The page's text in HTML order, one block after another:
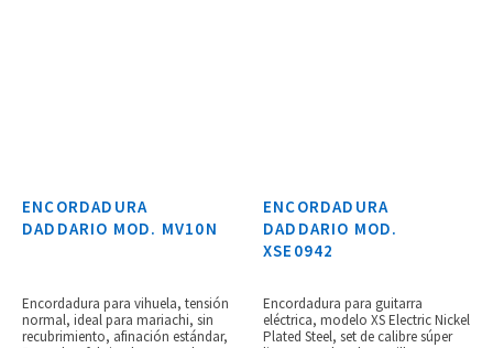
ENCORDADURA
DADDARIO MOD. MV10N
Encordadura para vihuela, tensión
normal, ideal para mariachi, sin
recubrimiento, afinación estándar,
ENCORDADURA
DADDARIO MOD.
XSE0942
Encordadura para guitarra
eléctrica, modelo XS Electric Nickel
Plated Steel, set de calibre súper